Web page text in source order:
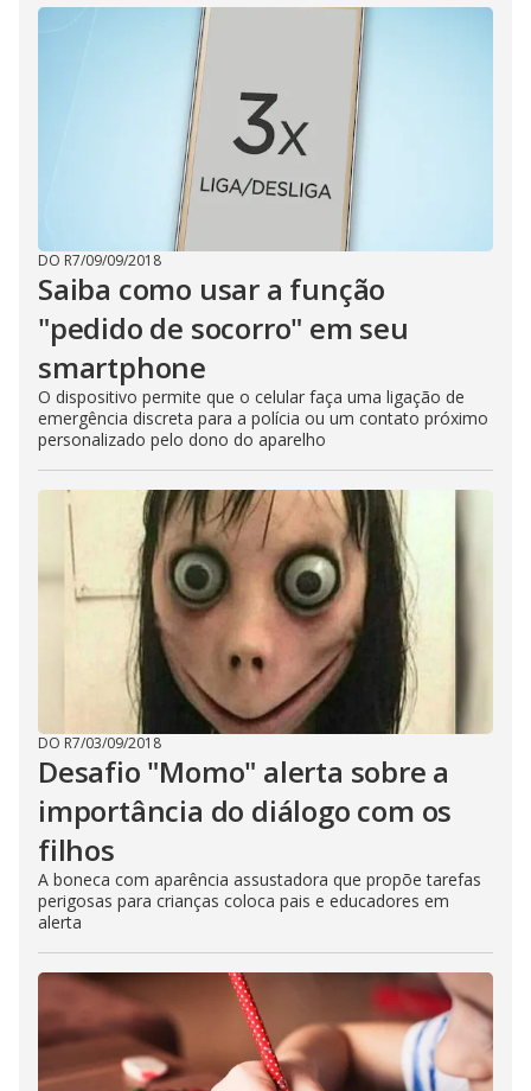
DO R7/09/09/2018
Saiba como usar a função
"pedido de socorro" em seu
smartphone
O dispositivo permite que o celular faça uma ligação de
emergência discreta para a polícia ou um contato próximo
personalizado pelo dono do aparelho
DO R7/03/09/2018
Desafio "Momo" alerta sobre a
importância do diálogo com os
filhos
A boneca com aparência assustadora que propõe tarefas
perigosas para crianças coloca pais e educadores em
alerta